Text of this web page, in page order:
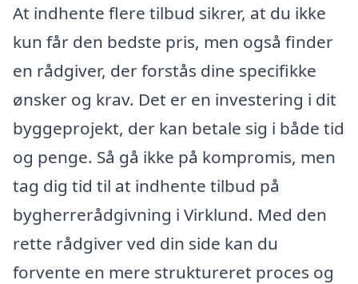
At indhente flere tilbud sikrer, at du ikke
kun får den bedste pris, men også finder
en rådgiver, der forstås dine specifikke
ønsker og krav. Det er en investering i dit
byggeprojekt, der kan betale sig i både tid
og penge. Så gå ikke på kompromis, men
tag dig tid til at indhente tilbud på
bygherrerådgivning i Virklund. Med den
rette rådgiver ved din side kan du
forvente en mere struktureret proces og